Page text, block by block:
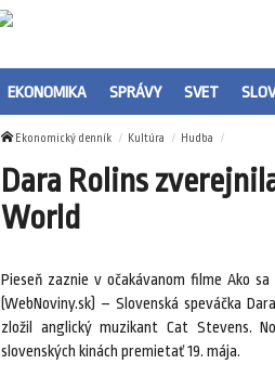
EKONOMIKA SPRÁVY SVET
Ekonomický denník Kultúra Hudba
Dara Rolins
World
Pieseň zaznie v očakávanom filme Ako
(WebNoviny.sk) – Slovenská speváčka
zložil anglický muzikant Cat Stevens.
slovenských kinách premietať 19. mája.